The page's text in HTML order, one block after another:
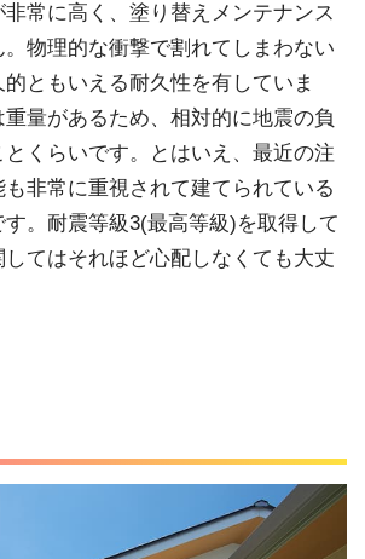
常に高く、塗り替えメンテナンス
。物理的な衝撃で割れてしまわない
ともいえる耐久性を有していま
量があるため、相対的に地震の負
くらいです。とはいえ、最近の注
非常に重視されて建てられている
。耐震等級3(最高等級)を取得して
てはそれほど心配しなくても大丈